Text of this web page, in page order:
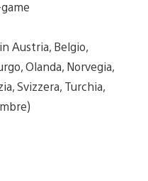
Austria, Belgio,
Olanda, Norvegia,
Svizzera, Turchia,